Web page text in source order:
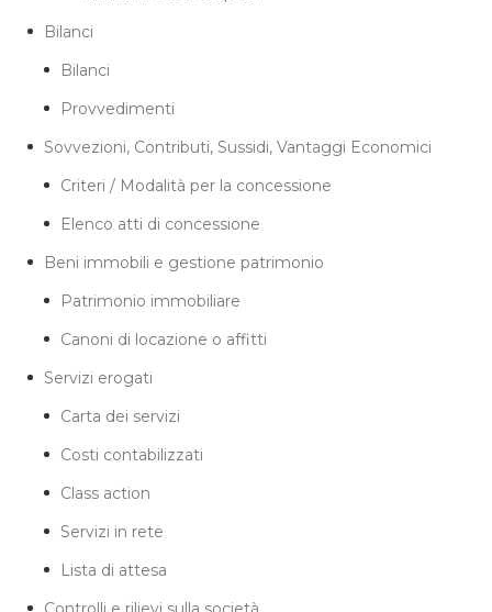
Bilanci
Bilanci
Provvedimenti
Sovvezioni, Contributi, Sussidi, Vantaggi Economici
Criteri / Modalità per la concessione
Elenco atti di concessione
Beni immobili e gestione patrimonio
Patrimonio immobiliare
Canoni di locazione o affitti
Servizi erogati
Carta dei servizi
Costi contabilizzati
Class action
Servizi in rete
Lista di attesa